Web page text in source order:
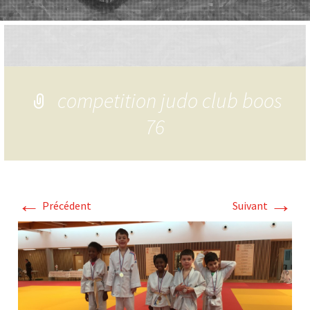
competition judo club boos
76
← Précédent Suivant →